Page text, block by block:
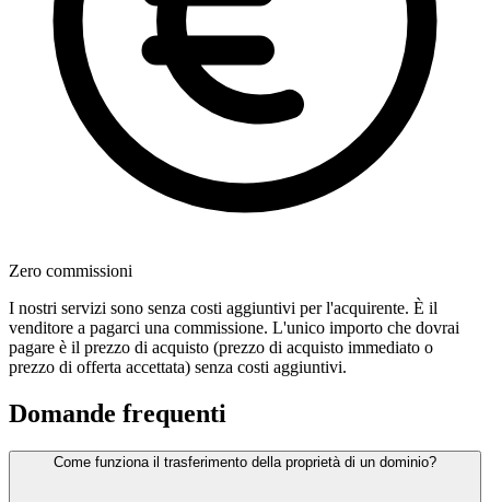
Zero commissioni
I nostri servizi sono senza costi aggiuntivi per l'acquirente. È il
venditore a pagarci una commissione. L'unico importo che dovrai
pagare è il prezzo di acquisto (prezzo di acquisto immediato o
prezzo di offerta accettata) senza costi aggiuntivi.
Domande frequenti
Come funziona il trasferimento della proprietà di un dominio?